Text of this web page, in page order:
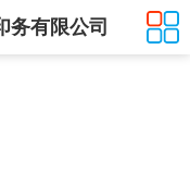
务有限公司